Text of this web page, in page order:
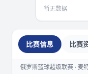
暂无数据
比赛信息 比赛
俄罗斯篮球超级联赛 · 麦